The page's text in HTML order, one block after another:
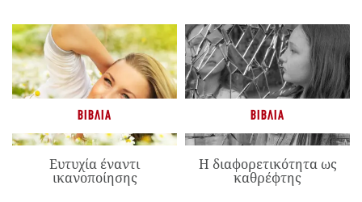
ΒΙΒΛΊΑ
Ευτυχία έναντι
ικανοποίησης
ΒΙΒΛΊΑ
Η διαφορετικότητα ως
καθρέφτης